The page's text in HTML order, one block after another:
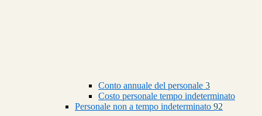
Conto annuale del personale 3
Costo personale tempo indeterminato
Personale non a tempo indeterminato 92